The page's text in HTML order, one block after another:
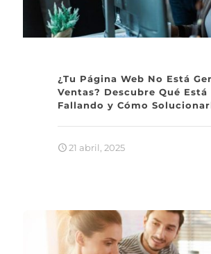
¿Tu Página Web No Está
Ventas? Descubre Qué Está
Fallando y Cómo
21 abril, 2025